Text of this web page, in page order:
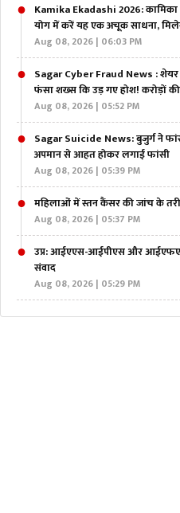
Kamika Ekadashi 2026: कामिका
योग में करें यह एक अचूक साधना,
Aug 08, 2026 | 06:03 PM
Sagar Cyber Fraud News : शेयर
फंसा शख्स कि उड़ गए होश! करोड़ों
Aug 08, 2026 | 05:52 PM
Sagar Suicide News: बुजुर्ग ने
अपमान से आहत होकर लगाई फांसी
Aug 08, 2026 | 05:39 PM
महिलाओं में स्तन कैंसर की जांच के
Aug 08, 2026 | 05:37 PM
उप्र: आईएएस-आईपीएस और आईएफएस
संवाद
Aug 08, 2026 | 05:29 PM